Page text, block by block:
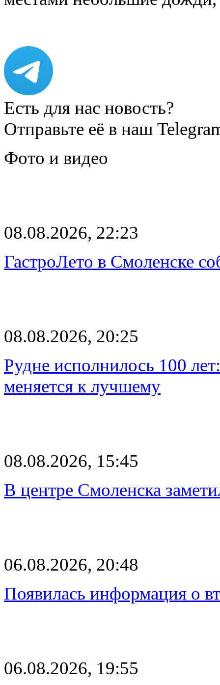
Есть для нас новость?
Отправьте её в наш
Фото и видео
08.08.2026, 22:23
ГастроЛето в Смоленске
08.08.2026, 20:25
Рудне исполнилось 100
меняется к лучшему
08.08.2026, 15:45
В центре Смоленска
06.08.2026, 20:48
Появилась информация о
06.08.2026, 19:55